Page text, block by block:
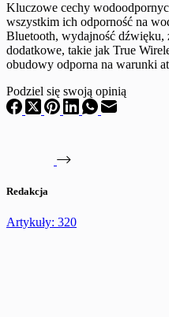
Kluczowe cechy
wszystkim ich odporność na
Bluetooth, wydajność dźwięku,
dodatkowe, takie jak True
obudowy odporna na warunki
Podziel się swoją opinią
Redakcja
Artykuły: 320